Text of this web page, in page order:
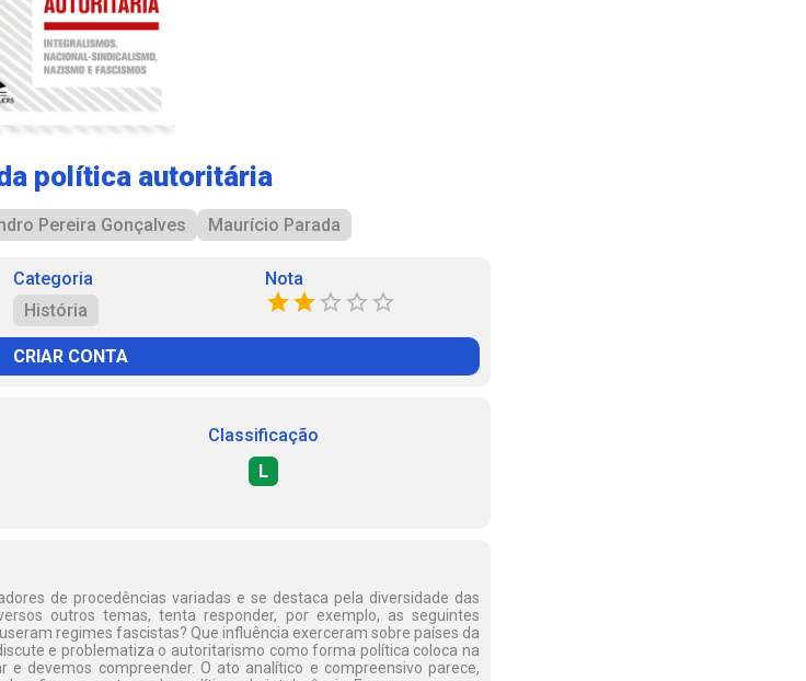
política autoritária
Pereira Gonçalves Maurício Parada
Categoria
História
Nota
CRIAR CONTA
Classificação
L
de procedências variadas e se destaca pela diversidade das
outros temas, tenta responder, por exemplo, as seguintes
regimes fascistas? Que influência exerceram sobre países da
e problematiza o autoritarismo como forma política coloca na
devemos compreender. O ato analítico e compreensivo parece,